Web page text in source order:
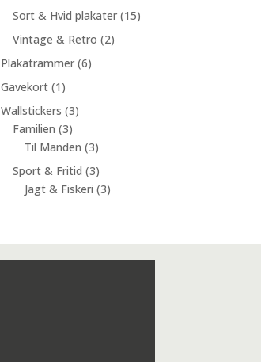
varer
Sort & Hvid plakater 1515
Vintage & Retro 22
Plakatrammer 66
Gavekort 1 1
vare
Wallstickers 33
Familien 33
varer
Til Manden 33
varer
Sport & Fritid 33
varer
Jagt & Fiskeri 33